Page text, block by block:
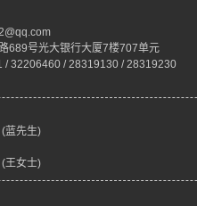
689号光大银行大厦7楼707单元
/ 32206460 / 28319130 / 28319230
蓝先生)
王女士)